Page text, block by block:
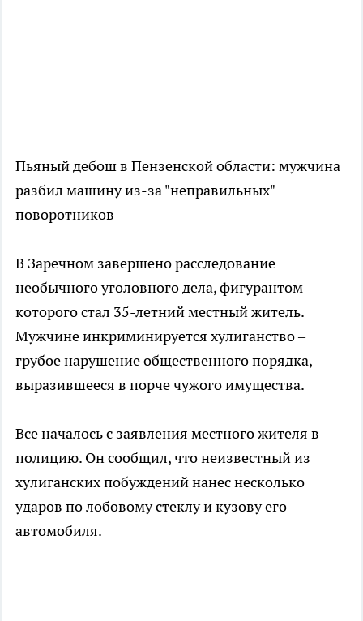
Пьяный дебош в Пензенской области: мужчина
разбил машину из-за "неправильных"
поворотников
В Заречном завершено расследование
необычного уголовного дела, фигурантом
которого стал 35-летний местный житель.
Мужчине инкриминируется хулиганство –
грубое нарушение общественного порядка,
выразившееся в порче чужого имущества.
Все началось с заявления местного жителя в
полицию. Он сообщил, что неизвестный из
хулиганских побуждений нанес несколько
ударов по лобовому стеклу и кузову его
автомобиля.